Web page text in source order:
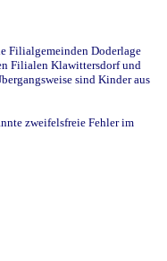
Filialgemeinden Doderlage
Filialen Klawittersdorf und
sind Kinder aus
zweifelsfreie Fehler im